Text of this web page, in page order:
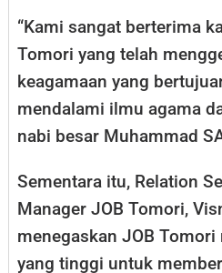
“Kami sangat berterima
Tomori yang telah
keagamaan yang
mendalami ilmu agama
nabi besar Muhammad
Sementara itu, Relation
Manager JOB Tomori,
menegaskan JOB
yang tinggi untuk